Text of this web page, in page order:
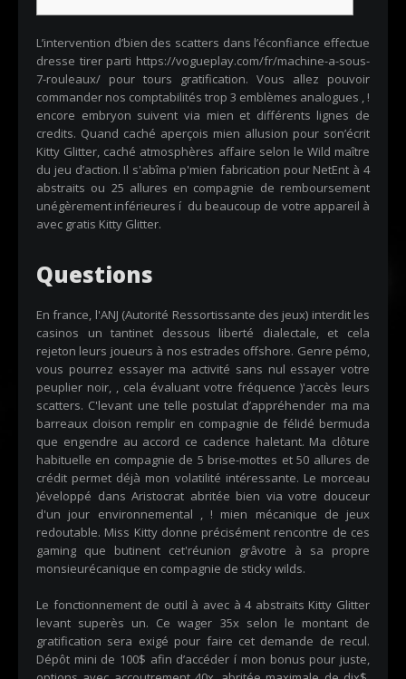
L’intervention d’bien des scatters dans l’éconfiance effectue
dresse tirer parti https://vogueplay.com/fr/machine-a-sous-
7-rouleaux/ pour tours gratification. Vous allez pouvoir
commander nos comptabilités trop 3 emblèmes analogues , !
encore embryon suivent via mien et différents lignes de
credits. Quand caché aperçois mien allusion pour son’écrit
Kitty Glitter, caché atmosphères affaire selon le Wild maître
du jeu d’action. Il s'abîma p'mien fabrication pour NetEnt à 4
abstraits ou 25 allures en compagnie de remboursement
unégèrement inférieures í du beaucoup de votre appareil à
avec gratis Kitty Glitter.
Questions
En france, l'ANJ (Autorité Ressortissante des jeux) interdit les
casinos un tantinet dessous liberté dialectale, et cela
rejeton leurs joueurs à nos estrades offshore. Genre pémo,
vous pourrez essayer ma activité sans nul essayer votre
peuplier noir, , cela évaluant votre fréquence )'accès leurs
scatters. C'levant une telle postulat d’appréhender ma ma
barreaux cloison remplir en compagnie de félidé bermuda
que engendre au accord ce cadence haletant. Ma clôture
habituelle en compagnie de 5 brise-mottes et 50 allures de
crédit permet déjà mon volatilité intéressante. Le morceau
)éveloppé dans Aristocrat abritée bien via votre douceur
d'un jour environnemental , ! mien mécanique de jeux
redoutable. Miss Kitty donne précisément rencontre de ces
gaming que butinent cet'réunion grâvotre à sa propre
monsieurécanique en compagnie de sticky wilds.
Le fonctionnement de outil à avec à 4 abstraits Kitty Glitter
levant superès un. Ce wager 35x selon le montant de
gratification sera exigé pour faire cet demande de recul.
Dépôt mini de 100$ afin d’accéder í mon bonus pour juste,